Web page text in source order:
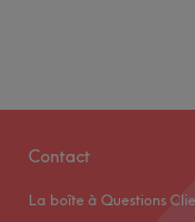
Contact
La boîte à Questions